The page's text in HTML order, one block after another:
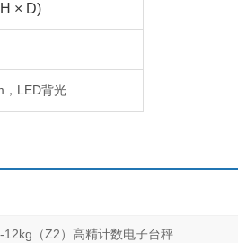
× D)
， LED背光